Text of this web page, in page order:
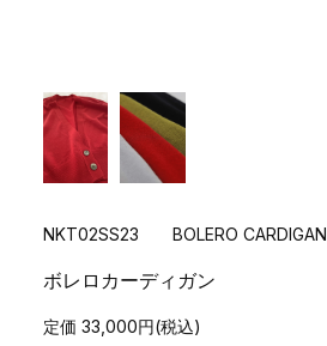
NKT02SS23 BOLERO CARDIGAN
ボレロカーディガン
定価 33,000円(税込)